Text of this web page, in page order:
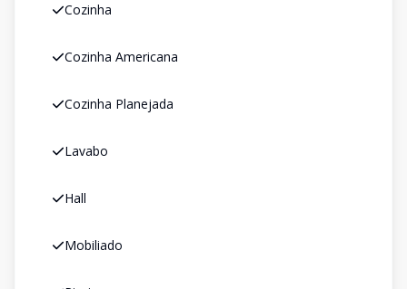
Cozinha
Cozinha Americana
Cozinha Planejada
Lavabo
Hall
Mobiliado